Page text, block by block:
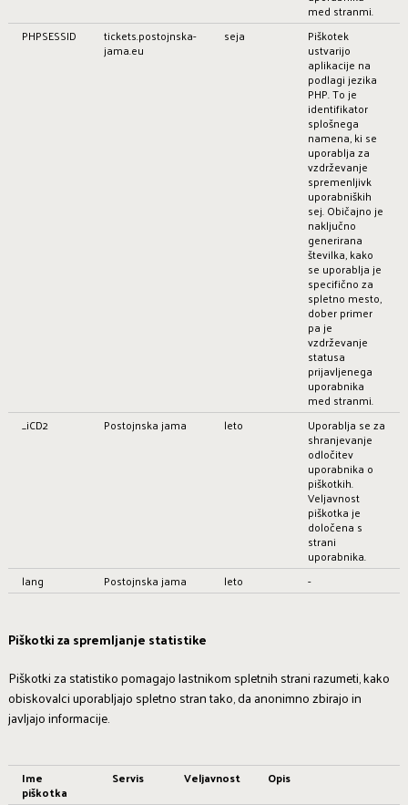
med stranmi.
PHPSESSID
tickets.postojnska-
jama.eu
seja Piškotek
ustvarijo
aplikacije na
podlagi jezika
PHP. To je
identifikator
splošnega
namena, ki se
uporablja za
vzdrževanje
spremenljivk
uporabniških
sej. Običajno je
naključno
generirana
številka, kako
se uporablja je
specifično za
spletno mesto,
dober primer
pa je
vzdrževanje
statusa
prijavljenega
uporabnika
med stranmi.
_iCD2
Postojnska jama leto Uporablja se za
shranjevanje
odločitev
uporabnika o
piškotkih.
Veljavnost
piškotka je
določena s
strani
uporabnika.
lang
Postojnska jama leto -
Piškotki za spremljanje statistike
Piškotki za statistiko pomagajo lastnikom spletnih strani razumeti, kako
obiskovalci uporabljajo spletno stran tako, da anonimno zbirajo in
javljajo informacije.
Ime
piškotka
Servis Veljavnost
Opis